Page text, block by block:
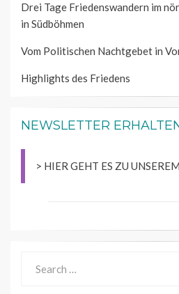
Drei Tage Friedenswandern im
in Südböhmen
Vom Politischen Nachtgebet in
Highlights des Friedens
NEWSLETTER
> HIER GEHT ES ZU
for: